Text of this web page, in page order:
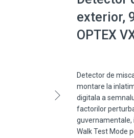
exterior,
OPTEX
Detector de
montare la
digitala a
factorilor
guvernamentale,
Walk Test Mode